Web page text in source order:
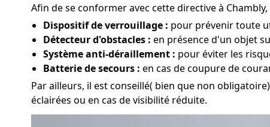
Afin de se conformer avec cette directive à
Dispositif de verrouillage : pour prévenir toute
Détecteur d'obstacles : en présence d'un objet
Système anti-déraillement : pour éviter les
Batterie de secours : en cas de coupure de
Par ailleurs, il est conseillé( bien que non
éclairées ou en cas de visibilité réduite.